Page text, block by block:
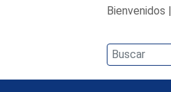
Bienvenidos |